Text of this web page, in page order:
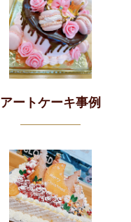
アートケーキ事例